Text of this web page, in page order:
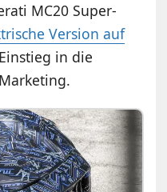
MC20 Super-
Version auf
in die